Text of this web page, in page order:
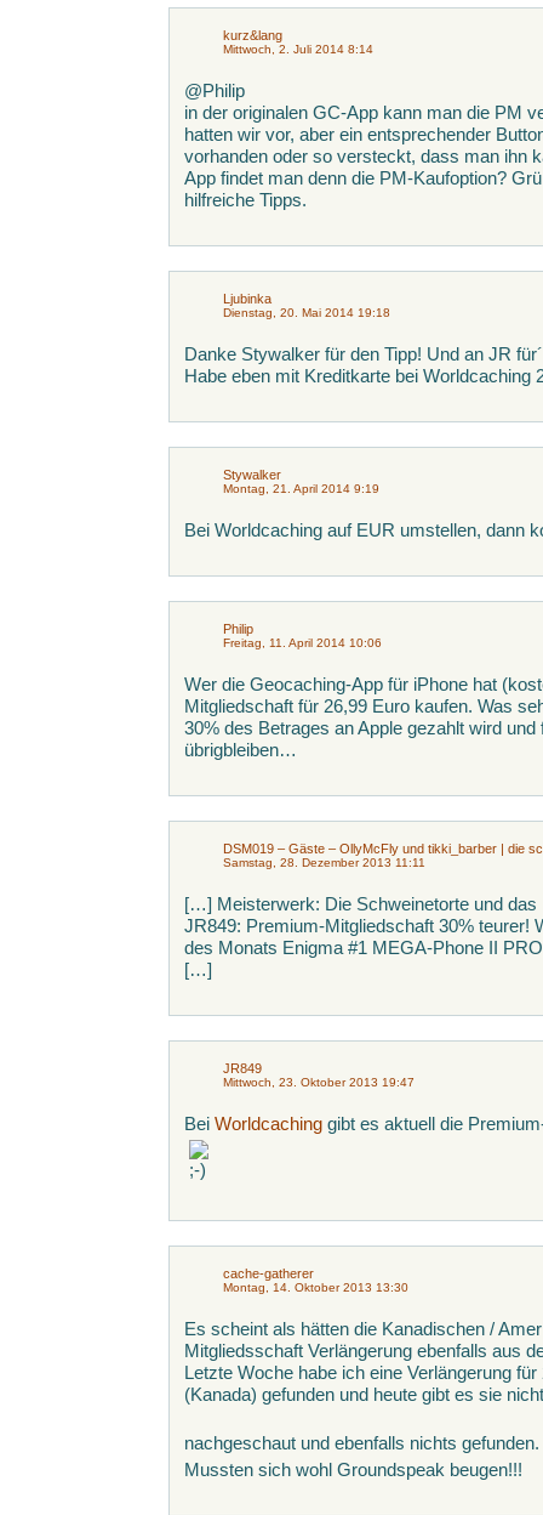
kurz&lang
Mittwoch, 2. Juli 2014 8:14
@Philip
in der originalen GC-App kann man die PM
hatten wir vor, aber ein entsprechender
vorhanden oder so versteckt, dass man ihn
App findet man denn die PM-Kaufoption?
hilfreiche Tipps.
Ljubinka
Dienstag, 20. Mai 2014 19:18
Danke Stywalker für den Tipp! Und an JR
Habe eben mit Kreditkarte bei Worldcaching
Stywalker
Montag, 21. April 2014 9:19
Bei Worldcaching auf EUR umstellen, dann
Philip
Freitag, 11. April 2014 10:06
Wer die Geocaching-App für iPhone hat
Mitgliedschaft für 26,99 Euro kaufen. Was
30% des Betrages an Apple gezahlt wird
übrigbleiben…
DSM019 – Gäste – OllyMcFly und tikki_barber | die
Samstag, 28. Dezember 2013 11:11
[…] Meisterwerk: Die Schweinetorte und das
JR849: Premium-Mitgliedschaft 30% teurer!
des Monats Enigma #1 MEGA-Phone II
[…]
JR849
Mittwoch, 23. Oktober 2013 19:47
Bei Worldcaching gibt es aktuell die
cache-gatherer
Montag, 14. Oktober 2013 13:30
Es scheint als hätten die Kanadischen /
Mitgliedsschaft Verlängerung ebenfalls aus
Letzte Woche habe ich eine Verlängerung
(Kanada) gefunden und heute gibt es sie
nachgeschaut und ebenfalls nichts gefunden.
Mussten sich wohl Groundspeak beugen!!!